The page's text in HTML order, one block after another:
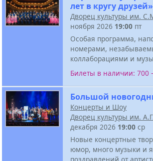
лет в кругу друзей»
Дворец культуры им.
ноября 2026 19:00 пт
Особая программа,
номерами,
коллаборациями и
Билеты в наличии: 700
Большой
Концерты и Шоу
Дворец культуры им.
декабря 2026 19:00 ср
Новые концертные
юмор, много музыки и
поздравлений от